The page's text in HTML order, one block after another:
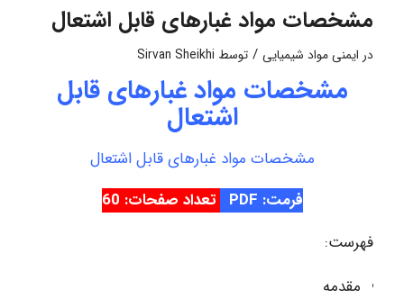
مشخصات مواد غبارهای قابل اشتعال
در ایمنی مواد شیمیایی / توسط Sirvan Sheikhi
مشخصات مواد غبارهای قابل
اشتعال
مشخصات مواد غبارهای قابل اشتعال
فرمت: PDF
تعداد صفحات: 60
فهرست:
مقدمه